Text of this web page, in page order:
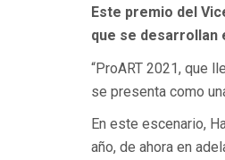
Este premio del
que se desarrollan
“ProART 2021, que
se presenta como
En este escenario,
año, de ahora en